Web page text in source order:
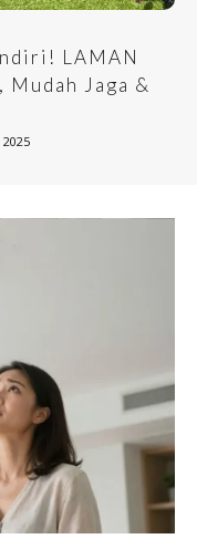
LAMAN
Jaga &